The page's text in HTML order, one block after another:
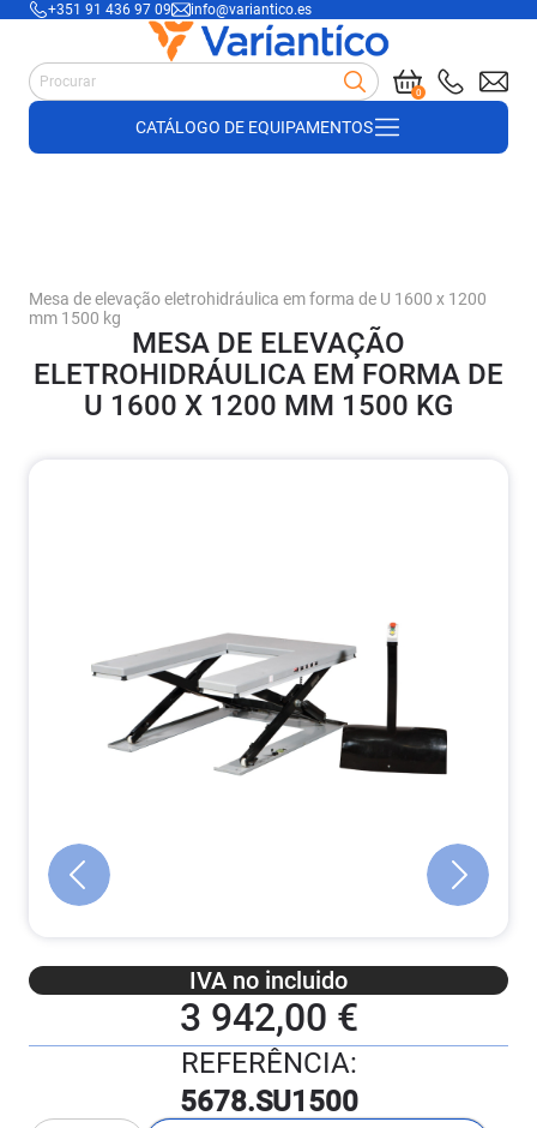
+351 91 436 97 09 info@variantico.es
0
CATÁLOGO DE EQUIPAMENTOS
Best-sellers
Acessórios para carrinhos de mão
Suprimentos de armazém
Mesa de elevação eletrohidráulica em forma de U 1600 x 1200
mm 1500 kg
MESA DE ELEVAÇÃO
ELETROHIDRÁULICA EM FORMA DE
U 1600 X 1200 MM 1500 KG
IVA no incluido
3 942,00 €
REFERÊNCIA:
5678.SU1500